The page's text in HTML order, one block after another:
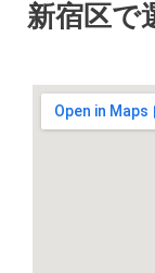
新宿区で